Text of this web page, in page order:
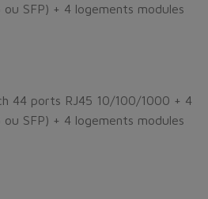
SFP) + 4 logements modules
44 ports RJ45 10/100/1000 + 4
SFP) + 4 logements modules